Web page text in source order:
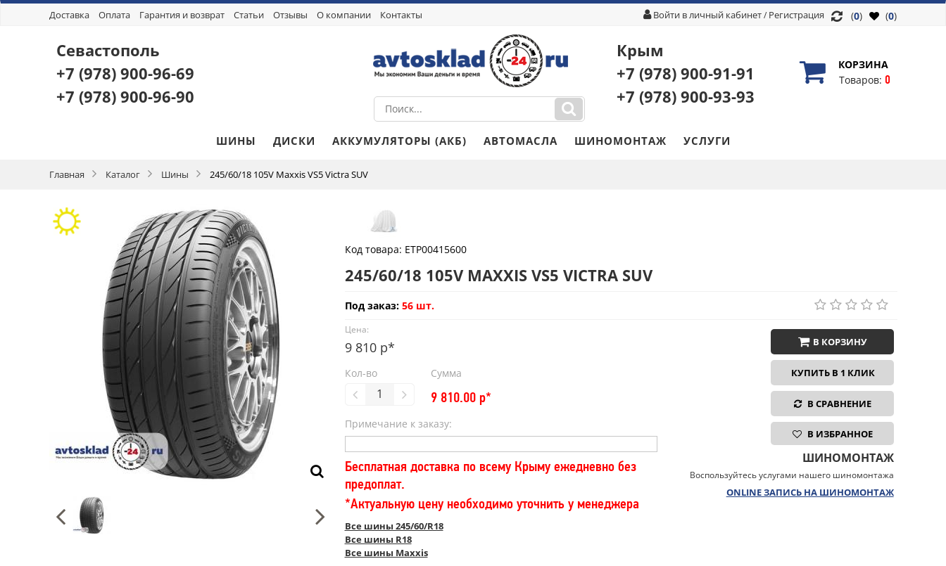
Доставка Оплата Гарантия и возврат Статьи Отзывы О компании Контакты Войти в личный кабинет/ Регистрация (0)
(0)
Севастополь
+7 (978) 900-96-69
+7 (978) 900-96-90
Крым
+7 (978)900-91-91
+7 (978)900-93-93
КОРЗИНА
Товаров: 0
ШИНЫ ДИСКИ АККУМУЛЯТОРЫ (АКБ) АВТОМАСЛА ШИНОМОНТАЖ УСЛУГИ
Главная Каталог Шины 245/60/18 105V Maxxis VS5 Victra SUV
Код товара: ETP00415600
245/60/18 105V MAXXIS VS5 VICTRA SUV
Под заказ: 56 шт.
Цена:
9 810 р*
Кол-во Сумма
9 810.00р*
Примечание к заказу:
Бесплатная доставка по всему Крыму ежедневно без
предоплат.
*Актуальную цену необходимо уточнить у менеджера
Все шины 245/60/R18
Все шины R18
Все шины Maxxis
В КОРЗИНУ
КУПИТЬ В 1 КЛИК
В СРАВНЕНИЕ
В ИЗБРАННОЕ
ШИНОМОНТАЖ
Воспользуйтесь услугами нашего шиномонтажа
ONLINE ЗАПИСЬ НА ШИНОМОНТАЖ